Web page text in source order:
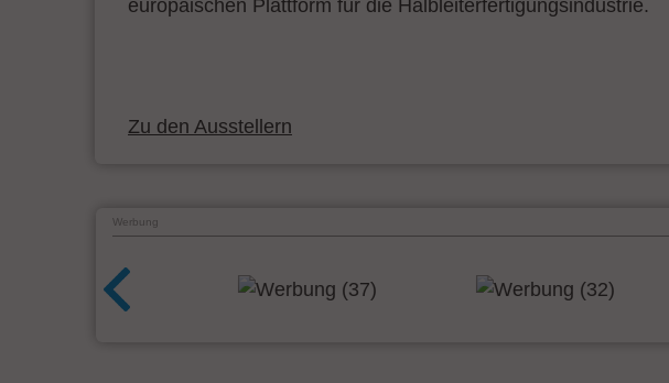
europäischen Plattform für die Halbleiterfertigungsindustrie.
Zu den Ausstellern
Werbung